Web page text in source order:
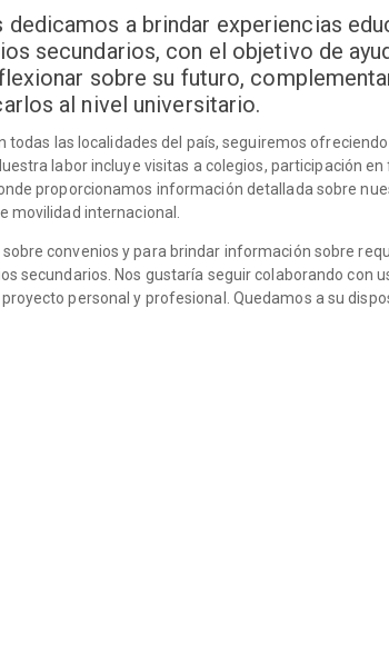
dedicamos a brindar experiencias
secundarios, con el objetivo de
sobre su futuro,
al nivel universitario.
todas las localidades del país, seguiremos
labor incluye visitas a colegios, participación en
proporcionamos información detallada sobre
movilidad internacional.
convenios y para brindar información sobre
secundarios. Nos gustaría seguir colaborando con
personal y profesional. Quedamos a su